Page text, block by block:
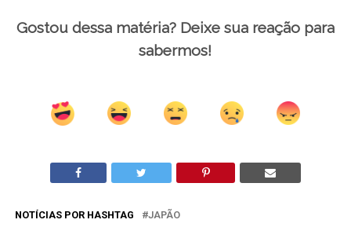
Gostou dessa matéria? Deixe sua reação para
sabermos!
NOTÍCIAS POR HASHTAG JAPÃO